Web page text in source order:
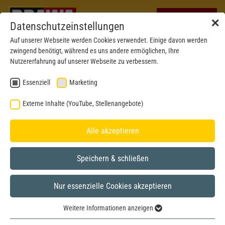
✕
Datenschutzeinstellungen
Auf unserer Webseite werden Cookies verwendet. Einige davon werden
zwingend benötigt, während es uns andere ermöglichen, Ihre
Nutzererfahrung auf unserer Webseite zu verbessern.
Essenziell Marketing
Externe Inhalte (YouTube, Stellenangebote)
Alle akzeptieren
Speichern & schließen
Nur essenzielle Cookies akzeptieren
Weitere Informationen anzeigen